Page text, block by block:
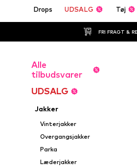
Drops UDSALG Tøj
FRI FRAGT &
Alle
tilbudsvarer
UDSALG
Jakker
Vinterjakker
Overgangsjakker
Parka
Læderjakker